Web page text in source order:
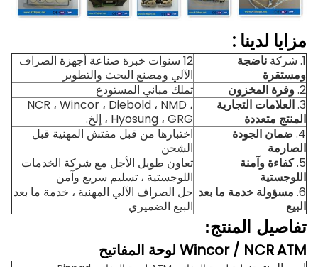
مزايا لدينا :
1. شركة
ناضجة
ومستقرة
12 سنوات خبرة صناعة أجهزة الصراف
الآلي ومصنع البحث والتطوير
2. وفرة المخزون
تملك مباني المستودع
3. العلامات التجارية
المنتج متعددة
NCR ، Wincor ، Diebold ، NMD ،
Hyosung ، GRG ، إلخ.
4. ضمان الجودة
الصارمة
اختبارها من قبل مفتش المهنية قبل
الشحن
5. كفاءة وآمنة
اللوجستية
تعاون طويل الأجل مع شركة الخدمات
اللوجستية ، تسليم سريع وآمن
6. مسؤولة خدمة ما بعد
البيع
حل الصراف الآلي المهنية ، خدمة ما بعد
البيع الضميري
تفاصيل المنتج:
Wincor / NCRATM لوحة المفاتيح